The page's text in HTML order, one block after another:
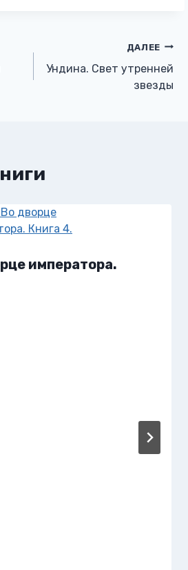
ДАЛЕЕ
Ундина. Свет утренней
звезды
императора.